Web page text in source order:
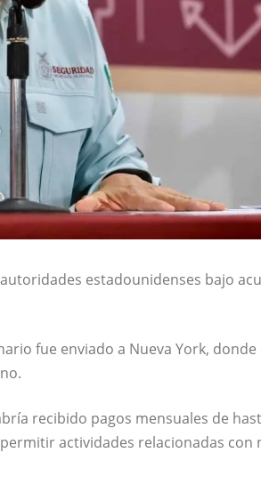
estadounidenses bajo
fue enviado a Nueva York,
recibido pagos mensuales de
actividades relacionadas con